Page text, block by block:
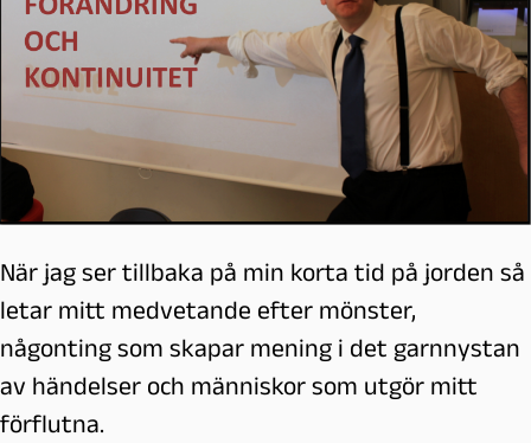
När jag ser tillbaka på min korta tid på jorden så
letar mitt medvetande efter mönster,
någonting som skapar mening i det garnnystan
av händelser och människor som utgör mitt
förflutna.